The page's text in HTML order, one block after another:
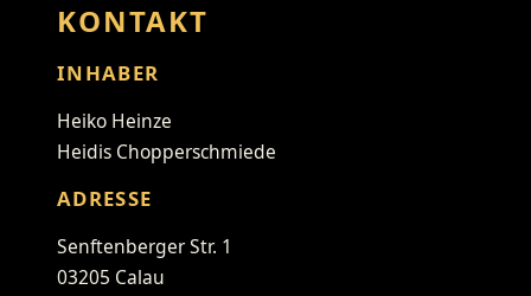
KONTAKT
INHABER
Heiko Heinze
Heidis Chopperschmiede
ADRESSE
Senftenberger Str. 1
03205 Calau